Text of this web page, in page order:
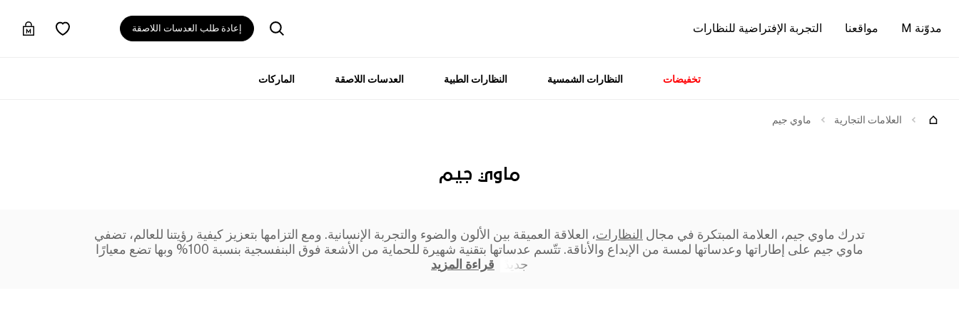
مدوّنة M مواقعنا التجربة الإفتراضية للنظارات إعادة طلب العدسات اللاصقة
تخفيضات النظارات الشمسية النظارات الطبية العدسات اللاصقة الماركات
العلامات التجارية ماوي جيم
ماوي جيم
تدرك ماوي جيم، العلامة المبتكرة في مجال النظارات، العلاقة العميقة بين الألون والضوء والتجربة الإنسانية. ومع التزامها بتعزيز كيفية رؤيتنا للعالم، تضفي
ماوي جيم على إطاراتها وعدساتها لمسة من الإبداع والأناقة. تتّسم عدساتها بتقنية شهيرة للحماية من الأشعة فوق البنفسجية بنسبة 100% وبها تضع معيارًا
جديدًا
قراءة المزيد